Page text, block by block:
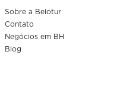
Sobre a Belotur
Contato
Negócios em BH
Blog